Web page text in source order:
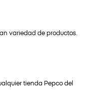
variedad de productos.
tienda Pepco del